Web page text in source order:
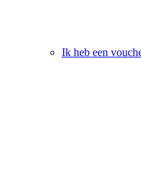
Ik heb een